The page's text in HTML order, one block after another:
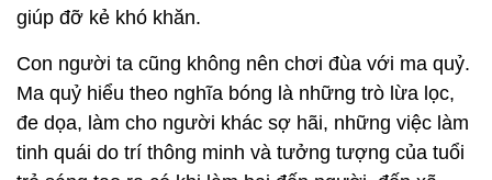
giúp đỡ kẻ khó khăn.
Con người ta cũng không nên chơi đùa với ma quỷ.
Ma quỷ hiểu theo nghĩa bóng là những trò lừa lọc,
đe dọa, làm cho người khác sợ hãi, những việc làm
tinh quái do trí thông minh và tưởng tượng của tuổi